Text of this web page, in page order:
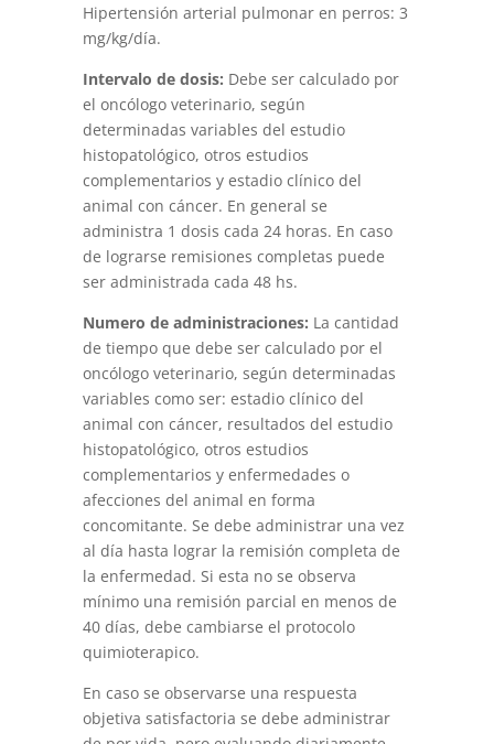
Hipertensión arterial pulmonar en perros: 3
mg/kg/día.
Intervalo de dosis: Debe ser calculado por
el oncólogo veterinario, según
determinadas variables del estudio
histopatológico, otros estudios
complementarios y estadio clínico del
animal con cáncer. En general se
administra 1 dosis cada 24 horas. En caso
de lograrse remisiones completas puede
ser administrada cada 48 hs.
Numero de administraciones: La cantidad
de tiempo que debe ser calculado por el
oncólogo veterinario, según determinadas
variables como ser: estadio clínico del
animal con cáncer, resultados del estudio
histopatológico, otros estudios
complementarios y enfermedades o
afecciones del animal en forma
concomitante. Se debe administrar una vez
al día hasta lograr la remisión completa de
la enfermedad. Si esta no se observa
mínimo una remisión parcial en menos de
40 días, debe cambiarse el protocolo
quimioterapico.
En caso se observarse una respuesta
objetiva satisfactoria se debe administrar